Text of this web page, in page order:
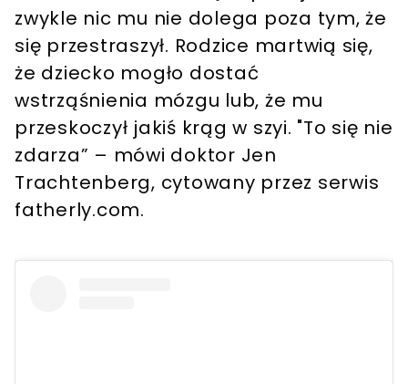
zwykle nic mu nie dolega poza tym, że
się przestraszył. Rodzice martwią się,
że dziecko mogło dostać
wstrząśnienia mózgu lub, że mu
przeskoczył jakiś krąg w szyi. "To się nie
zdarza” – mówi doktor Jen
Trachtenberg, cytowany przez serwis
fatherly.com.